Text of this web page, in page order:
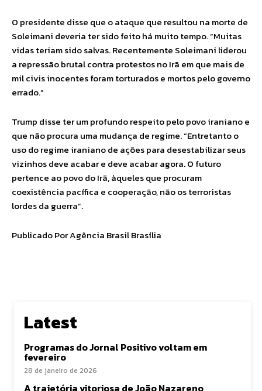
O presidente disse que o ataque que resultou na morte de
Soleimani deveria ter sido feito há muito tempo. “Muitas
vidas teriam sido salvas. Recentemente Soleimani liderou
a repressão brutal contra protestos no Irã em que mais de
mil civis inocentes foram torturados e mortos pelo governo
errado.”
Trump disse ter um profundo respeito pelo povo iraniano e
que não procura uma mudança de regime. “Entretanto o
uso do regime iraniano de ações para desestabilizar seus
vizinhos deve acabar e deve acabar agora. O futuro
pertence ao povo do Irã, àqueles que procuram
coexistência pacífica e cooperação, não os terroristas
lordes da guerra”.
Publicado Por Agência Brasil Brasília
Latest
Programas do Jornal Positivo voltam em
fevereiro
28 de janeiro de 2026
A trajetória vitoriosa de João Nazareno